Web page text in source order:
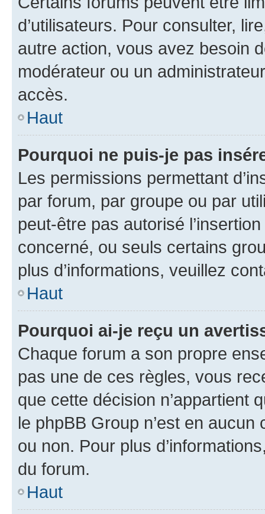
d’utilisateurs. Pour consulter,
autre action, vous avez besoin
modérateur ou un
accès.
Haut
Pourquoi ne puis-je pas
Les permissions permettant
par forum, par groupe ou par
peut-être pas autorisé
concerné, ou seuls certains
plus d’informations, veuillez
Haut
Pourquoi ai-je reçu un
Chaque forum a son propre
pas une de ces règles, vous
que cette décision n’appartient
le phpBB Group n’est en
ou non. Pour plus
du forum.
Haut